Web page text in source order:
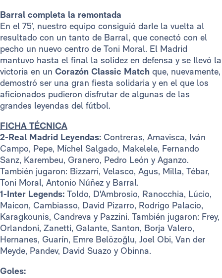
Barral completa la remontada
En el 75’, nuestro equipo consiguió darle la vuelta al
resultado con un tanto de Barral, que conectó con el
pecho un nuevo centro de Toni Moral. El Madrid
mantuvo hasta el final la solidez en defensa y se llevó la
victoria en un Corazón Classic Match que, nuevamente,
demostró ser una gran fiesta solidaria y en el que los
aficionados pudieron disfrutar de algunas de las
grandes leyendas del fútbol.
FICHA TÉCNICA
2-Real Madrid Leyendas: Contreras, Amavisca, Iván
Campo, Pepe, Míchel Salgado, Makelele, Fernando
Sanz, Karembeu, Granero, Pedro León y Aganzo.
También jugaron: Bizzarri, Velasco, Agus, Milla, Tébar,
Toni Moral, Antonio Núñez y Barral.
1-Inter Legends: Toldo, D'Ambrosio, Ranocchia, Lúcio,
Maicon, Cambiasso, David Pizarro, Rodrigo Palacio,
Karagkounis, Candreva y Pazzini. También jugaron: Frey,
Orlandoni, Zanetti, Galante, Santon, Borja Valero,
Hernanes, Guarín, Emre Belözoğlu, Joel Obi, Van der
Meyde, Pandev, David Suazo y Obinna.
Goles: